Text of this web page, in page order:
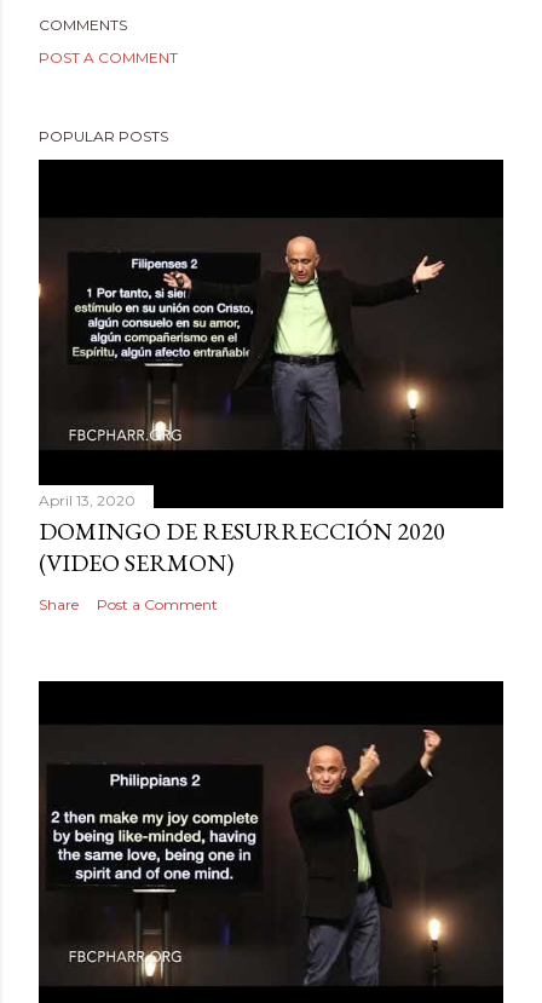
COMMENTS
POST A COMMENT
POPULAR POSTS
April 13, 2020
DOMINGO DE RESURRECCIÓN 2020
(VIDEO SERMON)
Share Post a Comment